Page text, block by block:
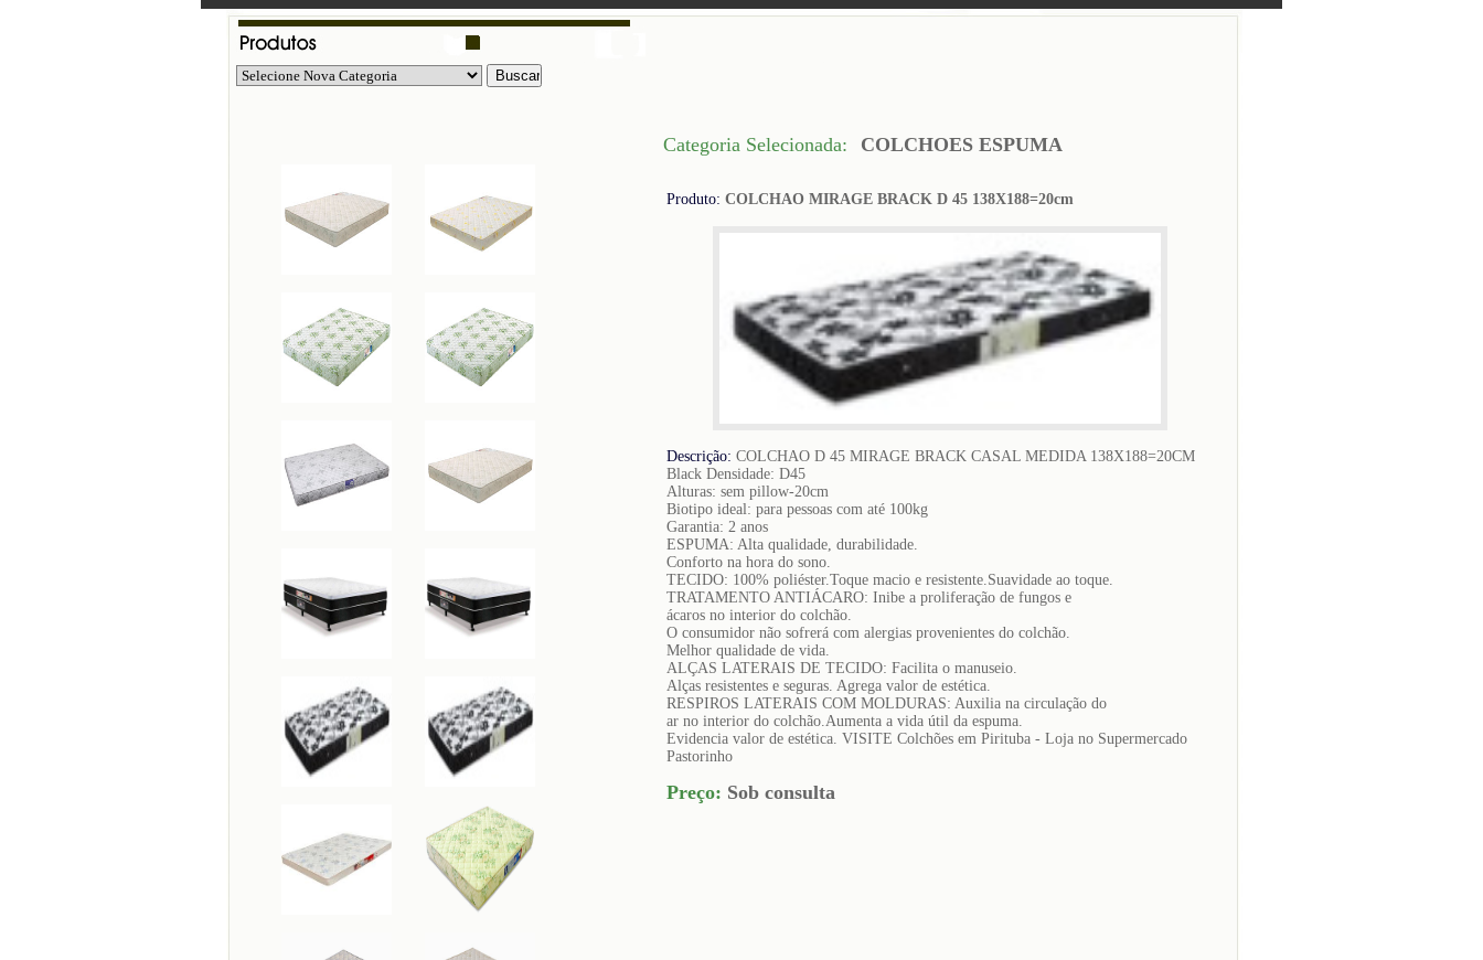
Categoria Selecionada: COLCHOES ESPUMA
Produto: COLCHAO MIRAGE BRACK D 45 138X188=20cm
Descrição: COLCHAO D 45 MIRAGE BRACK CASAL MEDIDA 138X188=20CM
Black Densidade: D45
Alturas: sem pillow-20cm
Biotipo ideal: para pessoas com até 100kg
Garantia: 2 anos
ESPUMA: Alta qualidade, durabilidade.
Conforto na hora do sono.
TECIDO: 100% poliéster.Toque macio e resistente.Suavidade ao toque.
TRATAMENTO ANTIÁCARO: Inibe a proliferação de fungos e
ácaros no interior do colchão.
O consumidor não sofrerá com alergias provenientes do colchão.
Melhor qualidade de vida.
ALÇAS LATERAIS DE TECIDO: Facilita o manuseio.
Alças resistentes e seguras. Agrega valor de estética.
RESPIROS LATERAIS COM MOLDURAS: Auxilia na circulação do
ar no interior do colchão.Aumenta a vida útil da espuma.
Evidencia valor de estética. VISITE Colchões em Pirituba - Loja no Supermercado
Pastorinho
Preço: Sob consulta